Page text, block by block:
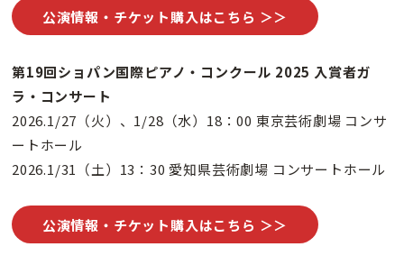
公演情報・チケット購入はこちら ＞＞
第19回ショパン国際ピアノ・コンクール 2025 入賞者ガ
ラ・コンサート
2026.1/27（火）、1/28（水）18：00 東京芸術劇場 コンサ
ートホール
2026.1/31（土）13：30 愛知県芸術劇場 コンサートホール
公演情報・チケット購入はこちら ＞＞